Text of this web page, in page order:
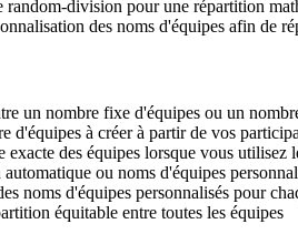
division pour une répartition
des noms d'équipes afin de
un nombre fixe d'équipes ou un
d'équipes à créer à partir de vos
exacte des équipes lorsque vous utilisez
ou noms d'équipes
noms d'équipes personnalisés pour
équitable entre toutes les équipes